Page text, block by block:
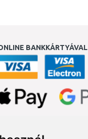
BANKKÁRTYÁVAL